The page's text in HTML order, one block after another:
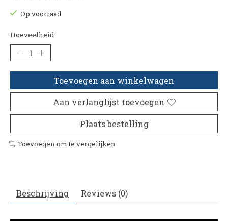
Op voorraad
Hoeveelheid:
Toevoegen aan winkelwagen
Aan verlanglijst toevoegen
Plaats bestelling
Toevoegen om te vergelijken
Beschrijving Reviews (0)